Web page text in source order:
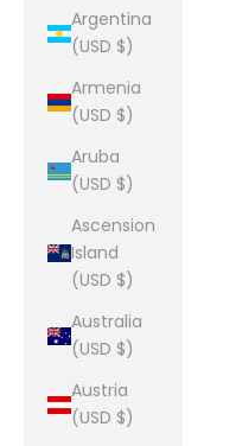
Argentina
(USD $)
Armenia
(USD $)
Aruba
(USD $)
Ascension
Island
(USD $)
Australia
(USD $)
Austria
(USD $)